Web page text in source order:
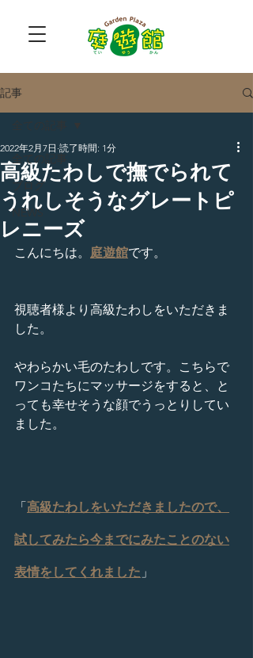
記事
全ての記事
ブログ
NEWS
高級たわしで撫でられて
うれしそうなグレートピ
レニーズ
2022年2月7日 読了時間: 1分
こんにちは。 庭遊館です。
視聴者様より高級たわしをいただきま
した。
やわらかい毛のたわしです。こちらで
ワンコたちにマッサージをすると、と
っても幸せそうな顔でうっとりしてい
ました。
「高級たわしをいただきましたので、
試してみたら今までにみたことのない
表情をしてくれました 」